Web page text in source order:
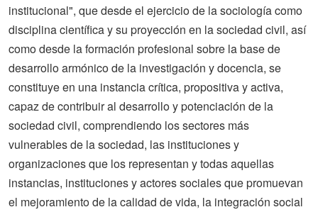
institucional", que desde el ejercicio de la sociología como
disciplina científica y su proyección en la sociedad civil, así
como desde la formación profesional sobre la base de
desarrollo armónico de la investigación y docencia, se
constituye en una instancia crítica, propositiva y activa,
capaz de contribuir al desarrollo y potenciación de la
sociedad civil, comprendiendo los sectores más
vulnerables de la sociedad, las instituciones y
organizaciones que los representan y todas aquellas
instancias, instituciones y actores sociales que promuevan
el mejoramiento de la calidad de vida, la integración social